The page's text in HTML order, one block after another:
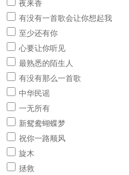
夜来香
有没有一首歌会让你想起我
至少还有你
心要让你听见
最熟悉的陌生人
有没有那么一首歌
中华民谣
一无所有
新鸳鸯蝴蝶梦
祝你一路顺风
旋木
拯救